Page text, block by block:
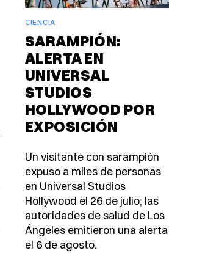
CIENCIA
SARAMPIÓN:
ALERTA EN
UNIVERSAL
STUDIOS
HOLLYWOOD POR
EXPOSICIÓN
Un visitante con sarampión
expuso a miles de personas
en Universal Studios
Hollywood el 26 de julio; las
autoridades de salud de Los
Ángeles emitieron una alerta
el 6 de agosto.